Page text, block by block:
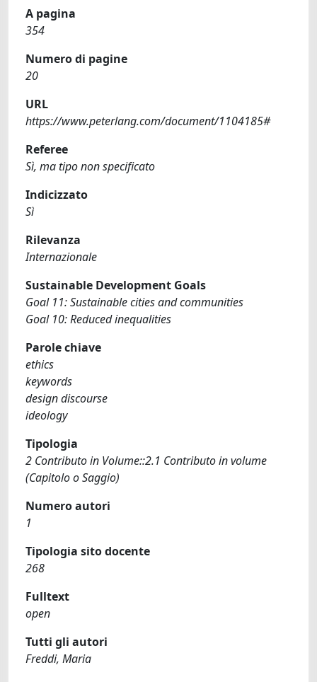
A pagina
354
Numero di pagine
20
URL
https://www.peterlang.com/document/1104185#
Referee
Sì, ma tipo non specificato
Indicizzato
Sì
Rilevanza
Internazionale
Sustainable Development Goals
Goal 11: Sustainable cities and communities
Goal 10: Reduced inequalities
Parole chiave
ethics
keywords
design discourse
ideology
Tipologia
2 Contributo in Volume::2.1 Contributo in volume
(Capitolo o Saggio)
Numero autori
1
Tipologia sito docente
268
Fulltext
open
Tutti gli autori
Freddi, Maria